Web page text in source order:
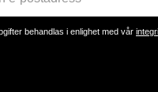
behandlas i enlighet med vår